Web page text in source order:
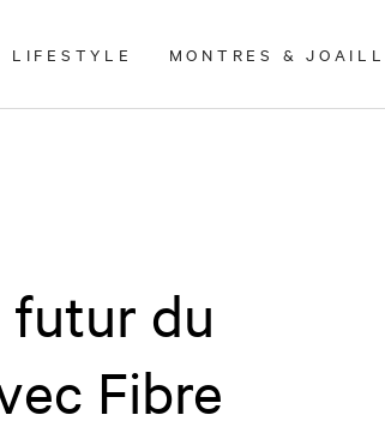
LIFESTYLE MONTRES &
futur du
Fibre